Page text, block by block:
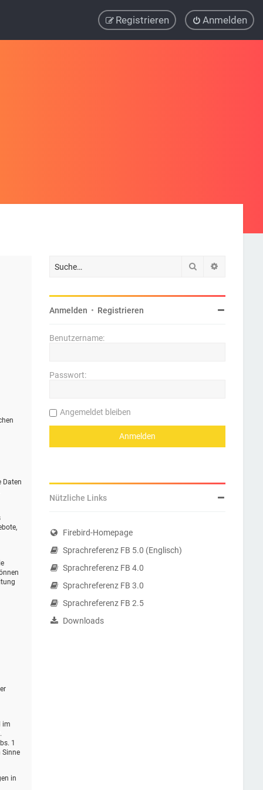
Anmelden
Registrieren
Daten
im
1
Sinne
in
Suche
Anmelden • Registrieren
Benutzername:
Passwort:
Angemeldet bleiben
Nützliche Links
Firebird-Homepage
Sprachreferenz FB 5.0 (Englisch)
Sprachreferenz FB 4.0
Sprachreferenz FB 3.0
Sprachreferenz FB 2.5
Downloads